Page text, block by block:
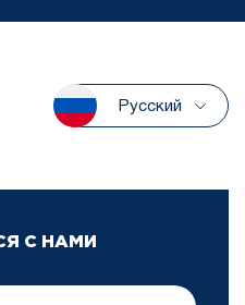
Русский
С НАМИ